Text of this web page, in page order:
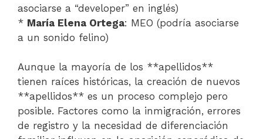
asociarse a “developer” en inglés)
* María Elena Ortega: MEO (podría asociarse
a un sonido felino)
Aunque la mayoría de los **apellidos**
tienen raíces históricas, la creación de nuevos
**apellidos** es un proceso complejo pero
posible. Factores como la inmigración, errores
de registro y la necesidad de diferenciación